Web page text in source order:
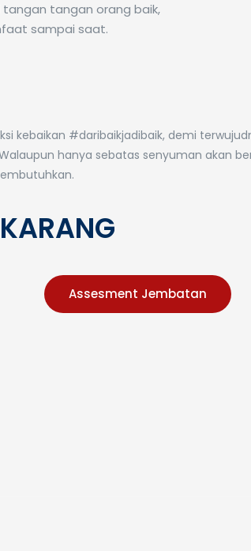
tangan orang baik,
sampai saat.
Desa Saribakti,
kebaikan #daribaikjadibaik, demi
hanya sebatas senyuman akan
Assesment Jembatan